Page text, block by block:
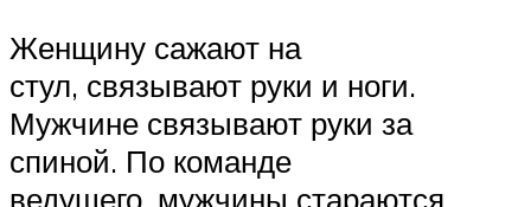
Женщину сажают на
стул, связывают руки и ноги.
Мужчине связывают руки за
спиной. По команде
ведущего, мужчины стараются